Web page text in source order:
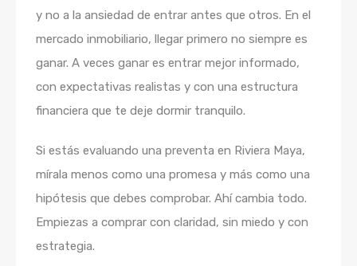
y no a la ansiedad de entrar antes que otros. En el
mercado inmobiliario, llegar primero no siempre es
ganar. A veces ganar es entrar mejor informado,
con expectativas realistas y con una estructura
financiera que te deje dormir tranquilo.
Si estás evaluando una preventa en Riviera Maya,
mírala menos como una promesa y más como una
hipótesis que debes comprobar. Ahí cambia todo.
Empiezas a comprar con claridad, sin miedo y con
estrategia.